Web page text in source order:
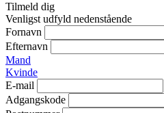
Tilmeld dig
Venligst udfyld nedenstående
Fornavn
Efternavn
Mand
Kvinde
E-mail
Adgangskode